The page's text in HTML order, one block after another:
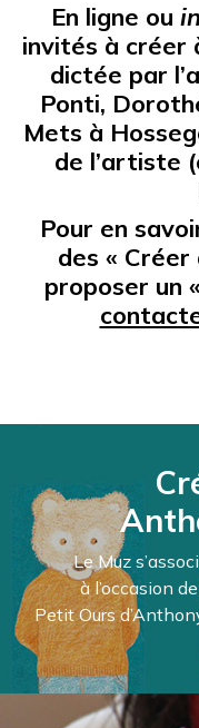
En ligne ou
invités à créer
dictée par
Ponti,
Mets à
de l’artiste
Pour en
des « Créer
proposer un
Le Muz
à l’occasion
Petit Ours